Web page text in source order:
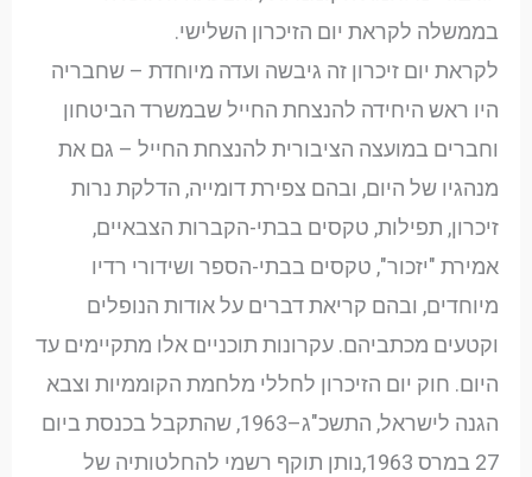
בממשלה לקראת יום הזיכרון השלישי.
לקראת יום זיכרון זה גיבשה ועדה מיוחדת – שחבריה
היו ראש היחידה להנצחת החייל שבמשרד הביטחון
וחברים במועצה הציבורית להנצחת החייל – גם את
מנהגיו של היום, ובהם צפירת דומייה, הדלקת נרות
זיכרון, תפילות, טקסים בבתי-הקברות הצבאיים,
אמירת "יזכור", טקסים בבתי-הספר ושידורי רדיו
מיוחדים, ובהם קריאת דברים על אודות הנופלים
וקטעים מכתביהם. עקרונות תוכניים אלו מתקיימים עד
היום. חוק יום הזיכרון לחללי מלחמת הקוממיות וצבא
הגנה לישראל, התשכ"ג–1963, שהתקבל בכנסת ביום
27 במרס 1963,נותן תוקף רשמי להחלטותיה של